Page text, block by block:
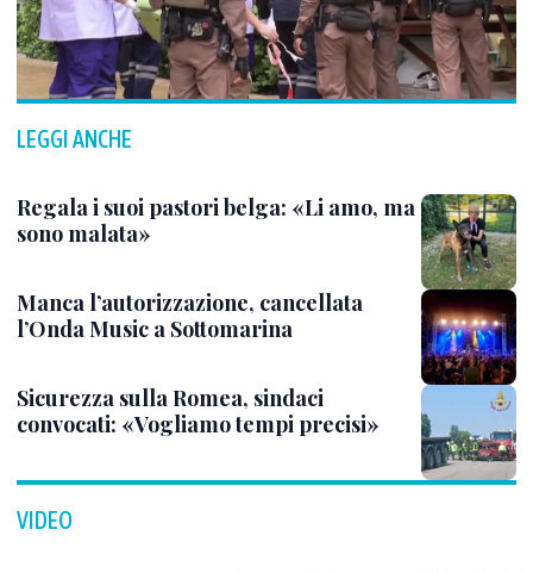
LEGGI ANCHE
Regala i suoi pastori belga: «Li amo, ma
sono malata»
Manca l’autorizzazione, cancellata
l’Onda Music a Sottomarina
Sicurezza sulla Romea, sindaci
convocati: «Vogliamo tempi precisi»
VIDEO